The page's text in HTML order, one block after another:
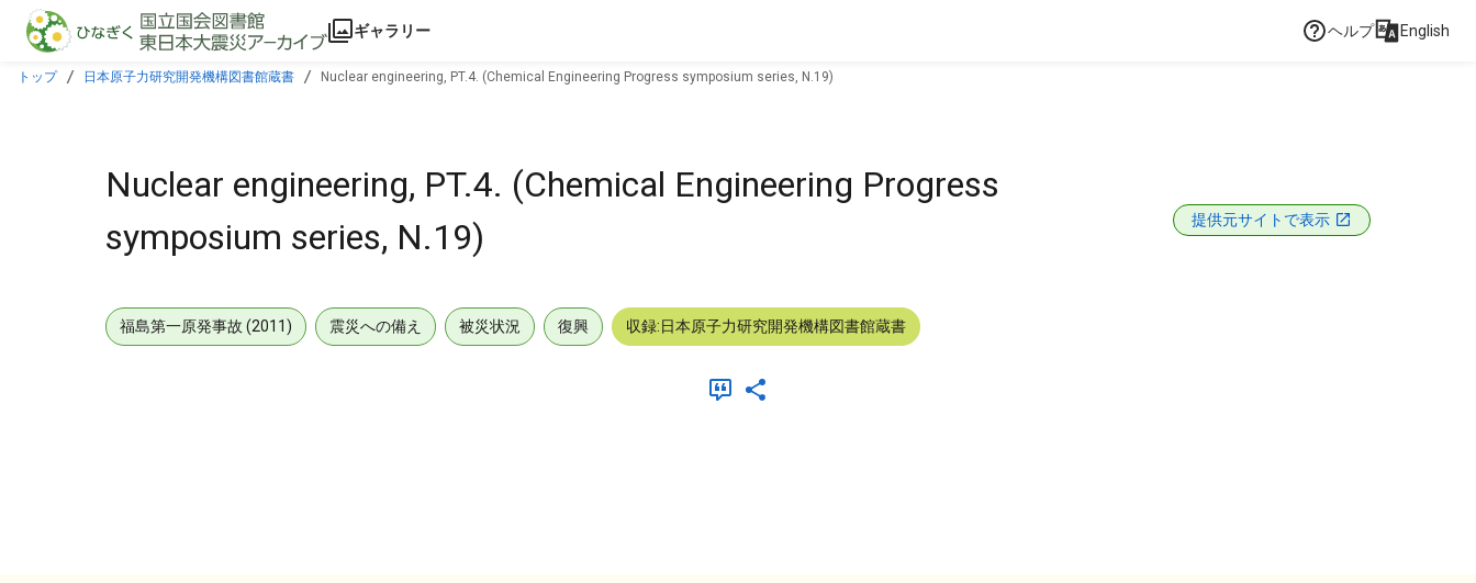
本文に飛ぶ
ギャラリー ヘルプ English
トップ 日本原子力研究開発機構図書館蔵書 Nuclear engineering, PT.4. (Chemical Engineering Progress symposium series, N.19)
Nuclear engineering, PT.4. (Chemical Engineering Progress
symposium series, N.19)
提供元サイトで表示
福島第一原発事故 (2011) 震災への備え 被災状況 復興 収録:日本原子力研究開発機構図書館蔵書